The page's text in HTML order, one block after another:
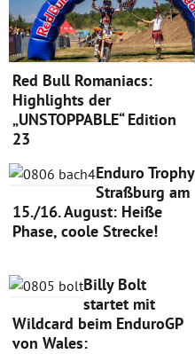
Red Bull Romaniacs:
Highlights der
„UNSTOPPABLE“ Edition
23
Enduro Trophy
Straßburg am
15./16. August: Heiße
Phase, coole Strecke!
Billy Bolt
startet mit
Wildcard beim EnduroGP
von Wales: